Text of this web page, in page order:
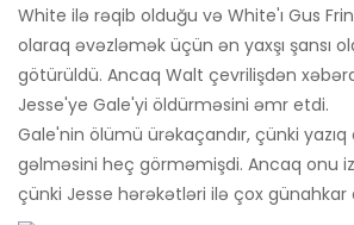
White ilə rəqib olduğu və White'ı Gus
olaraq əvəzləmək üçün ən yaxşı şansı
götürüldü. Ancaq Walt çevrilişdən
Jesse'ye Gale'yi öldürməsini əmr etdi.
Gale'nin ölümü ürəkaçandır, çünki
gəlməsini heç görməmişdi. Ancaq onu
çünki Jesse hərəkətləri ilə çox günahkar